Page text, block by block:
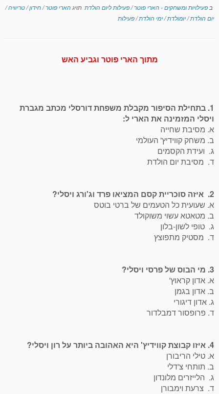
ב פעילויות ומשחקים - הארי פוטר/פעילות ליום הולדת תויג הארי פוטר/חידון/טריוויה/
יום הולדת/יומולדת/ימי הולדת/פעילות
מתוך הארי פוטר וגביע האש
1. בתחילת הסיפור מקבלת משפחת דורסלי מכתב מגברת
ויסלי המזמינה את הארי ל:
א. מסיבת שחייה
ב. משחק קווידיץ' העולמי
ג. ועידת הקסמים
ד. מסיבת יום הולדת
2. איזה סוכריית קסם המציאו פרד וג'ורג ויסלי?
א. שעועית כל הטעמים של ברטי בוטס
ב. מטאטא עשוי משוקולד
ג. טופי לשון-בלון
ד. מסטיק מתפוצץ
3. מי הבוס של פרסי ויסלי?
א. אדון קראוץ'
ב. אדון בגמן
ג. אדון דיגורי
ד. פרופסור דמבלדור
4. איזו קבוצת קווידיץ' היא האהובה ביותר על רון ויסלי?
א. טילי הריבורן
ב. תותחי צ'דלי
ג. הלייזרים מלונדון
ד. צרעת וימבורן